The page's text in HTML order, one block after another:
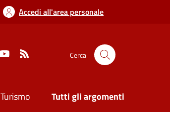
Accedi all'area personale
Cerca
Turismo Tutti gli argomenti